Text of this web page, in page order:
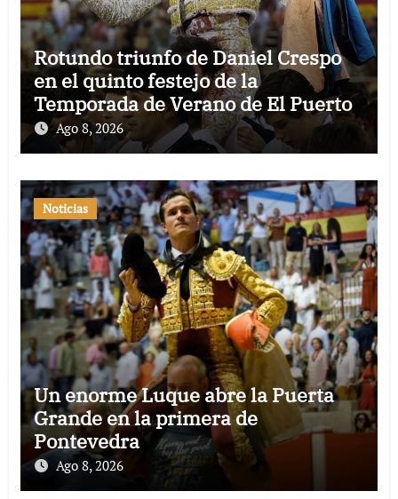
Rotundo triunfo de Daniel Crespo
en el quinto festejo de la
Temporada de Verano de El Puerto
Ago 8, 2026
Noticias
Un enorme Luque abre la Puerta
Grande en la primera de
Pontevedra
Ago 8, 2026